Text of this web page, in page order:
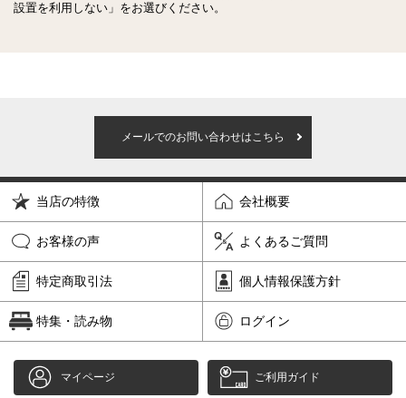
設置を利用しない」をお選びください。
メールでのお問い合わせはこちら
当店の特徴 会社概要
お客様の声 よくあるご質問
特定商取引法 個人情報保護方針
特集・読み物 ログイン
マイページ ご利用ガイド